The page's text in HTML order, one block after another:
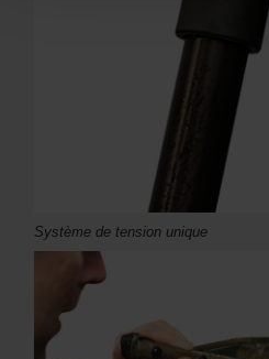
Système de tension unique